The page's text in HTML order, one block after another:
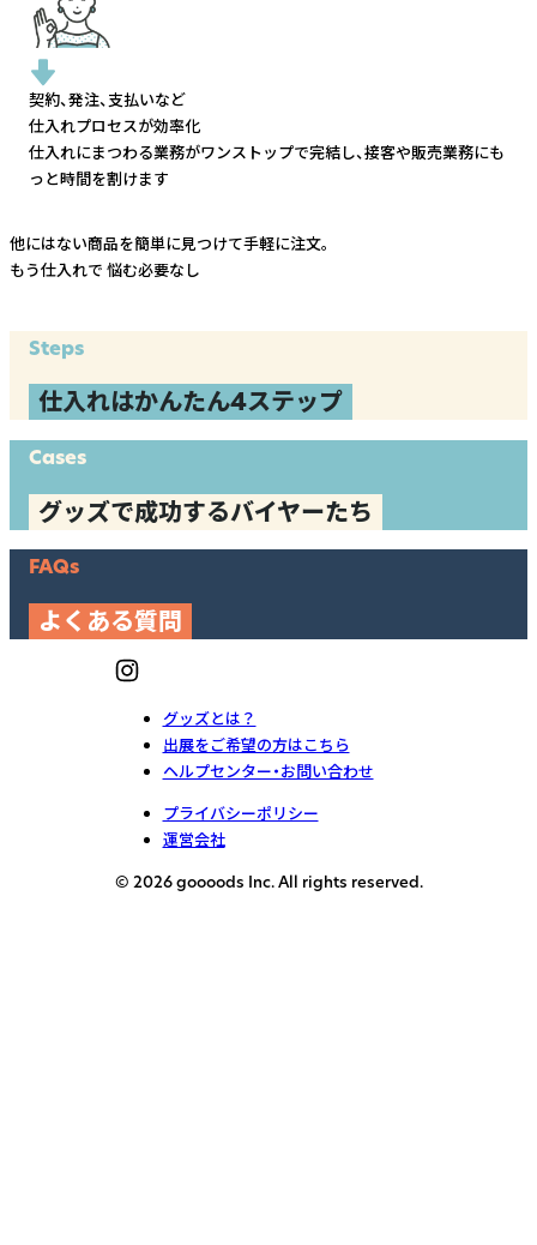
契約、発注、支払いなど
仕入れプロセスが効率化
仕入れにまつわる業務がワンストップで完結し、接客や販売業務にも
っと時間を割けます
他にはない商品を簡単に見つけて手軽に注文。
もう仕入れで 悩む必要なし
Steps
仕入れはかんたん4ステップ
Cases
グッズで成功するバイヤーたち
FAQs
よくある質問
グッズとは？
出展をご希望の方はこちら
ヘルプセンター・お問い合わせ
プライバシーポリシー
運営会社
© 2026 goooods Inc. All rights reserved.